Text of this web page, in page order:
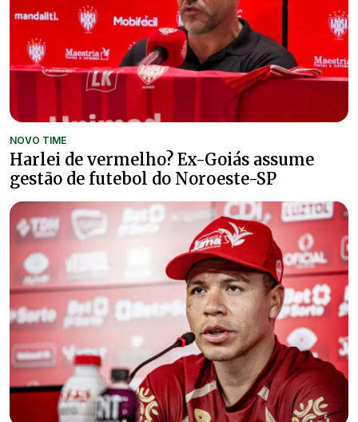
NOVO TIME
Harlei de vermelho? Ex-Goiás assume
gestão de futebol do Noroeste-SP